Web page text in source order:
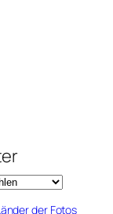
der Fotos